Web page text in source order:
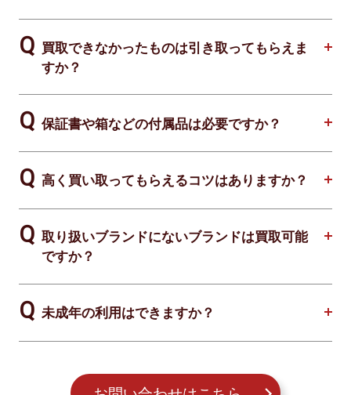
買取できなかったものは引き取ってもらえま
すか？
保証書や箱などの付属品は必要ですか？
高く買い取ってもらえるコツはありますか？
取り扱いブランドにないブランドは買取可能
ですか？
未成年の利用はできますか？